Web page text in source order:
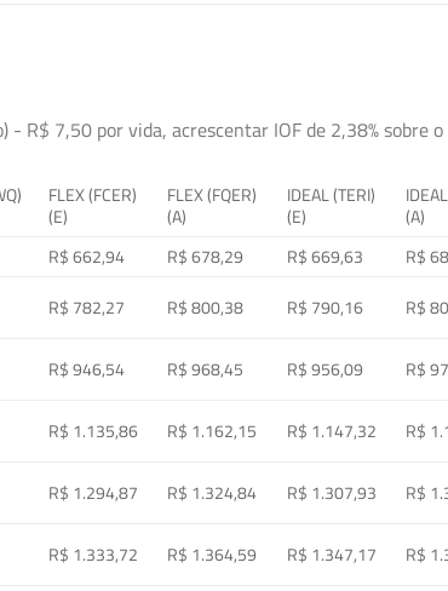
- R$ 7,50 por vida, acrescentar IOF de 2,38% sobre
FLEX (FCER)
(E)
FLEX (FQER)
(A)
IDEAL (TERI)
(E)
(A)
R$ 662,94 R$ 678,29 R$ 669,63 R$
R$ 782,27 R$ 800,38 R$ 790,16 R$
R$ 946,54 R$ 968,45 R$ 956,09 R$
R$ 1.135,86 R$ 1.162,15 R$ 1.147,32 R$
R$ 1.294,87 R$ 1.324,84 R$ 1.307,93 R$
R$ 1.333,72 R$ 1.364,59 R$ 1.347,17 R$